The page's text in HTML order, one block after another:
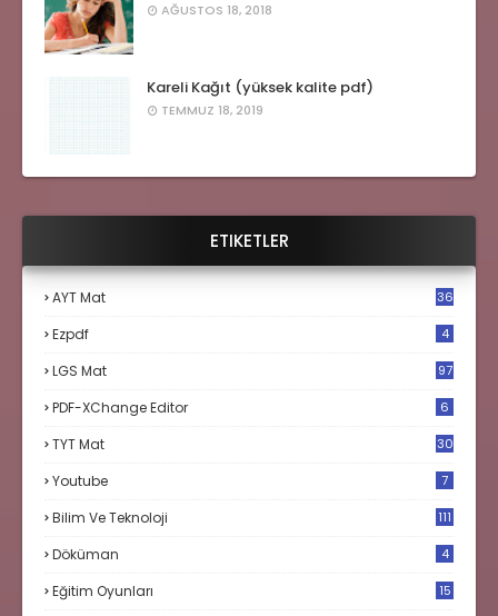
AĞUSTOS 18, 2018
Kareli Kağıt (yüksek kalite pdf)
TEMMUZ 18, 2019
ETIKETLER
AYT Mat 36
Ezpdf 4
LGS Mat 97
PDF-XChange Editor 6
TYT Mat 30
Youtube 7
Bilim Ve Teknoloji 111
Döküman 4
Eğitim Oyunları 15